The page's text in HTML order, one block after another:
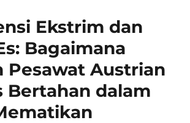
Ekstrim dan
Bagaimana
Pesawat Austrian
Bertahan dalam